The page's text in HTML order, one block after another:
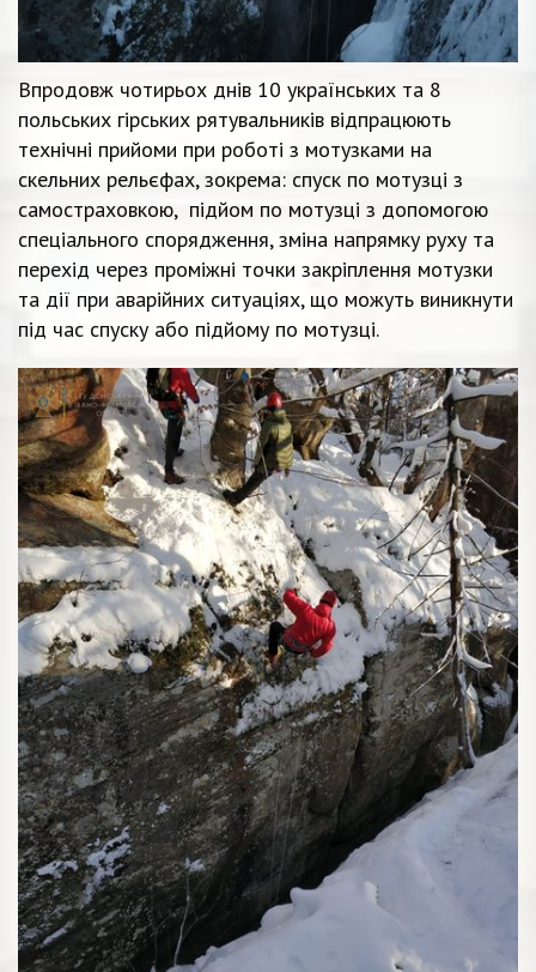
Впродовж чотирьох днів 10 українських та 8
польських гірських рятувальників відпрацюють
технічні прийоми при роботі з мотузками на
скельних рельєфах, зокрема: спуск по мотузці з
самостраховкою, підйом по мотузці з допомогою
спеціального спорядження, зміна напрямку руху та
перехід через проміжні точки закріплення мотузки
та дії при аварійних ситуаціях, що можуть виникнути
під час спуску або підйому по мотузці.